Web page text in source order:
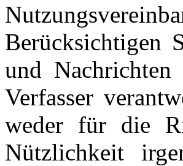
Berücksichtigen
und
Verfasser
weder für die
Nützlichkeit